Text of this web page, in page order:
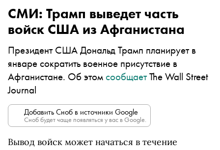
СМИ: Трамп выведет часть
войск США из Афганистана
Президент США Дональд Трамп планирует в
январе сократить военное присутствие в
Афганистане. Об этомсообщаетThe Wall Street
Journal
Добавить Сноб в источники Google
Сноб будет чаще появляться у вас в Google.
Вывод войск может начаться в течение